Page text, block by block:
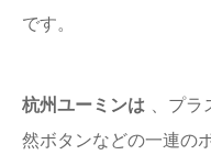
です。
杭州ユーミンは 、プ
然ボタンなどの一連の